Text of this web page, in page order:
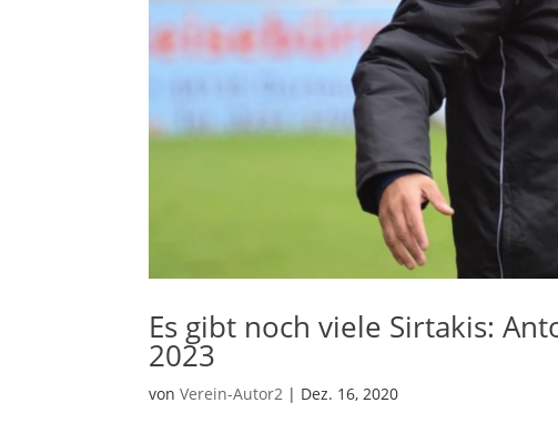
Es gibt noch viele Sirtakis:
2023
vonVerein-Autor2 | Dez. 16, 2020